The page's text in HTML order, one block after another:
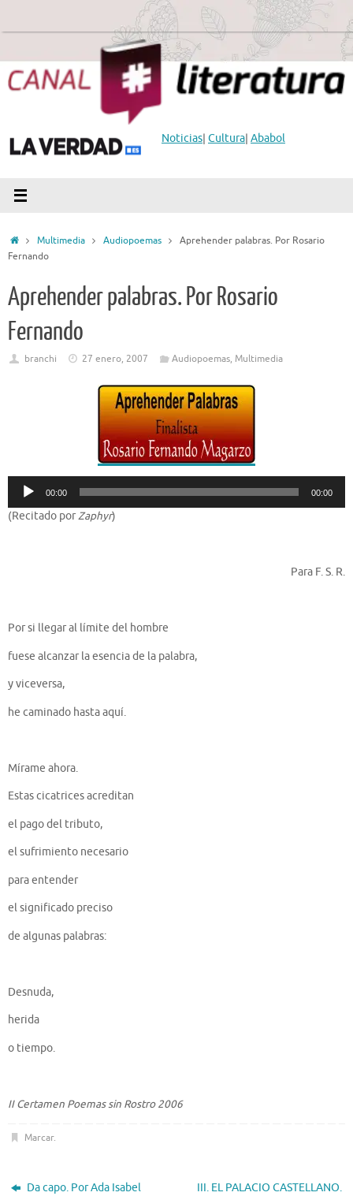
Noticias| Cultura| Ababol
InicioMultimedia Audiopoemas
Aprehender palabras. Por Rosario
Fernando
Aprehender palabras. Por Rosario
Fernando
branchi 27 enero, 2007 Audiopoemas, Multimedia
Reproductor
audio
00:00 00:00
(Recitado porZaphyr)
Para F. S. R.
Por si llegar al límite del hombre
fuese alcanzar la esencia de la palabra,
y viceversa,
he caminado hasta aquí.
Mírame ahora.
Estas cicatrices acreditan
el pago del tributo,
el sufrimiento necesario
para entender
el significado preciso
de algunas palabras:
Desnuda,
herida
o tiempo.
II Certamen Poemas sin Rostro 2006
Marcar.
Da capo. Por Ada Isabel
III. EL PALACIO CASTELLANO.